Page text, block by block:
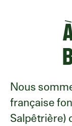
Nous
française
Salpêtrière)